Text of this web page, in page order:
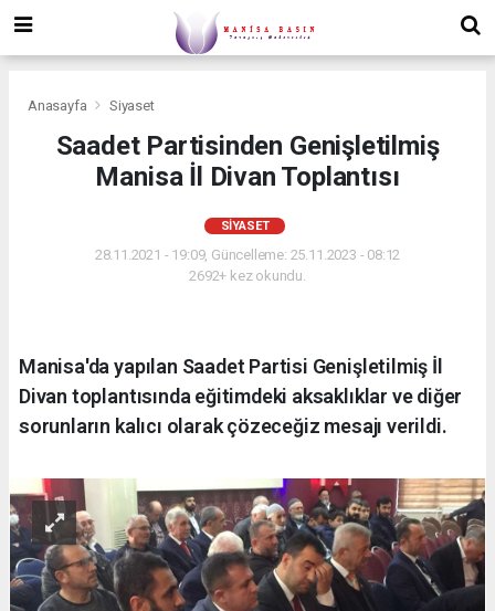
Anasayfa Siyaset
Saadet Partisinden Genişletilmiş
Manisa İl Divan Toplantısı
SIYASET
28.11.2021 - 19:09, Güncelleme: 25.11.2023 - 08:12
2692+ kez okundu.
Manisa'da yapılan Saadet Partisi Genişletilmiş İl
Divan toplantısında eğitimdeki aksaklıklar ve diğer
sorunların kalıcı olarak çözeceğiz mesajı verildi.